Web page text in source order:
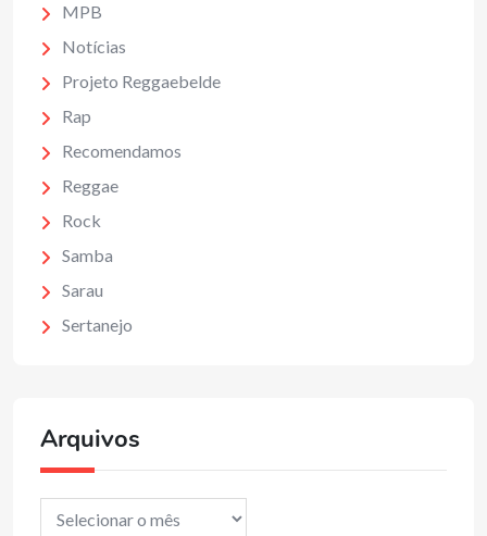
MPB
Notícias
Projeto Reggaebelde
Rap
Recomendamos
Reggae
Rock
Samba
Sarau
Sertanejo
Arquivos
Arquivos